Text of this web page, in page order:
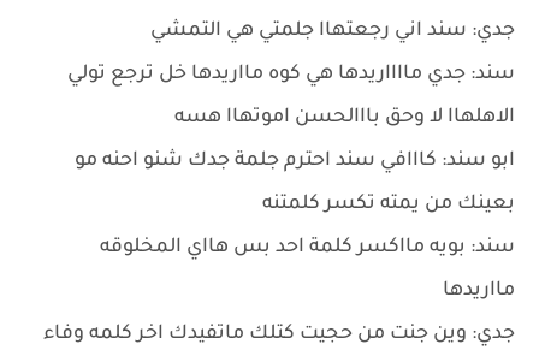
جدي: سند اني رجعتهاا جلمتي هي التمشي
سند: جدي مااااريدها هي كوه مااريدها خل ترجع تولي
الاهلهاا لا وحق بااالحسن اموتهاا هسه
ابو سند: كااافي سند احترم جلمة جدك شنو احنه مو
بعينك من يمته تكسر كلمتنه
سند: بويه مااكسر كلمة احد بس هااي المخلوقه
مااريدها
جدي: وين جنت من حجيت كتلك ماتفيدك اخر كلمه وفاء